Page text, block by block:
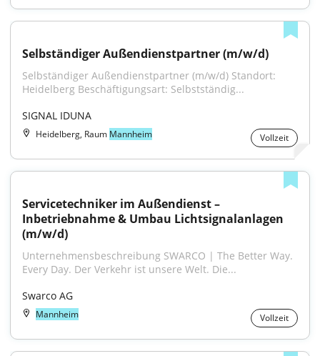
Selbständiger Außendienstpartner (m/w/d)
Selbständiger Außendienstpartner (m/w/d) Standort:
Heidelberg Beschäftigungsart: Selbstständig...
SIGNAL IDUNA
Heidelberg, Raum Mannheim Vollzeit
Servicetechniker im Außendienst –
Inbetriebnahme & Umbau Lichtsignalanlagen
(m/w/d)
Unternehmensbeschreibung SWARCO | The Better Way.
Every Day. Der Verkehr ist unsere Welt. Die...
Swarco AG
Mannheim Vollzeit